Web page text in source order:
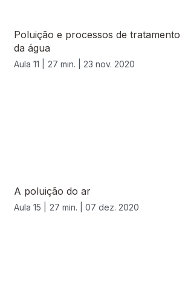
Poluição e processos de tratamento
da água
Aula 11 | 27 min. | 23 nov. 2020
A poluição do ar
Aula 15 | 27 min. | 07 dez. 2020